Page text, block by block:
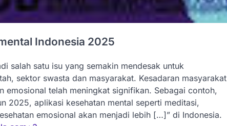
Indonesia 2025
salah satu isu yang semakin mendesak untuk
sektor swasta dan masyarakat. Kesadaran masyarakat
telah meningkat signifikan. Sebagai contoh,
2025, aplikasi kesehatan mental seperti meditasi,
emosional akan menjadi lebih […]” di Indonesia.